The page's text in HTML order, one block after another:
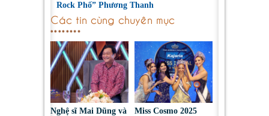
Rock Phố” Phương Thanh
Các tin cùng chuyên mục
Nghệ sĩ Mai Dũng và
Miss Cosmo 2025